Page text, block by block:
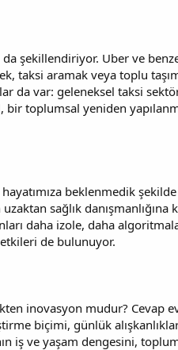
şekillendiriyor. Uber ve
taksi aramak veya toplu
var: geleneksel taksi
toplumsal yeniden
beklenmedik
sağlık
daha izole, daha
de bulunuyor.
inovasyon mudur? Cevap
biçimi, günlük
iş ve yaşam dengesini,